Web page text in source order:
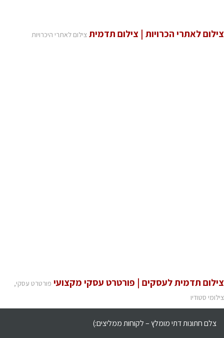
צילום לאתרי הכרויות | צילום תדמית צילום לאתרי היכרויות
צילום תדמית לעסקים | פורטרט עסקי מקצועי פורטרט עסקי,
צילומי סטודיו
צלם חתונות דתי מומלץ – לקוחות ממליצים:)